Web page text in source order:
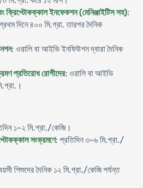
ক্রিপ্টোকক্কাল ইনফেকশন (মেনিঞ্জাইটিস সহ):
দিনে ৪০০ মি.গ্রা. তারপর দৈনিক
: ওরালি বা আইভি ইনফিউশন দ্বারা দৈনিক
প্রতিরোধ রোগীদের: ওরালি বা আইভি
১-২ মি.গ্রা./কেজি।
সংক্রমণে: প্রতিদিন ৩-৬ মি.গ্রা./
শিশুদের দৈনিক ১২ মি.গ্রা./কেজি পর্যন্ত